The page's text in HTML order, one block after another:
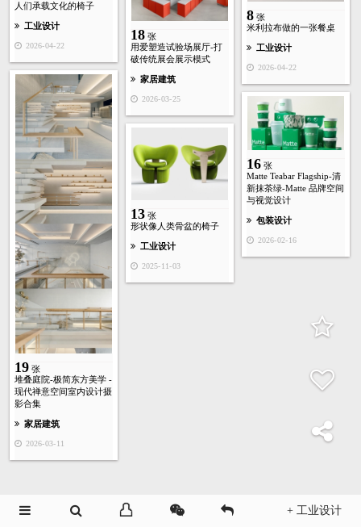
人们承载文化的椅子
工业设计
2026-04-22
8 张
米利拉布做的一张餐桌
工业设计
2026-04-22
18 张
用爱塑造试验场展厅-打
破传统展会展示模式
家居建筑
2026-03-25
19 张
堆叠庭院-极简东方美学 -
现代禅意空间室内设计摄
影合集
家居建筑
2026-03-11
16 张
Matte Teabar Flagship-清
新抹茶绿-Matte 品牌空间
与视觉设计
包装设计
2026-02-16
13 张
形状像人类骨盆的椅子
工业设计
2025-11-03
+ 工业设计